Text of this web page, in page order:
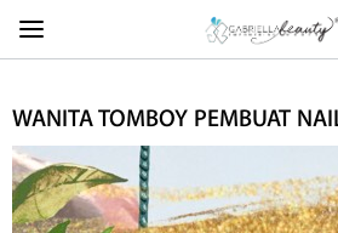
WANITA TOMBOY PEMBUAT